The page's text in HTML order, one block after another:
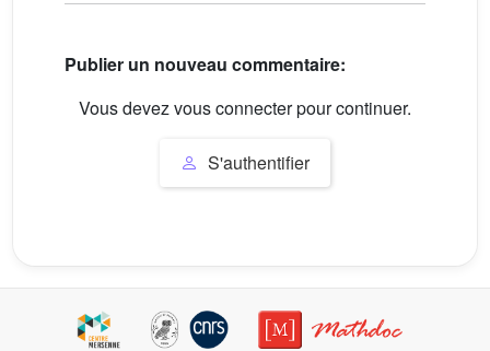
Publier un nouveau commentaire:
Vous devez vous connecter pour continuer.
S'authentifier